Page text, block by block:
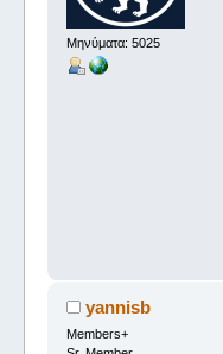
Μηνύματα: 5025
yannisb
Members+